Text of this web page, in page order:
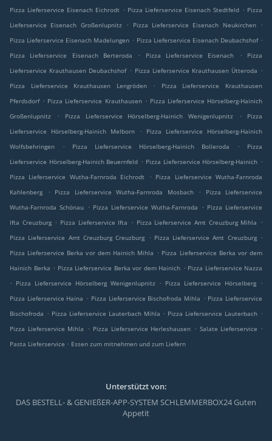
Pizza Lieferservice Eisenach Eichrodt . Pizza Lieferservice Eisenach Stedtfeld . Pizza
Lieferservice Eisenach Großenlupnitz
. Pizza Lieferservice Eisenach Neukirchen
.
Pizza Lieferservice Eisenach Madelungen . Pizza Lieferservice Eisenach Deubachshof .
Pizza Lieferservice Eisenach Berteroda
. Pizza Lieferservice Eisenach .
Pizza
Lieferservice Krauthausen Deubachshof . Pizza Lieferservice Krauthausen Ütteroda .
Pizza Lieferservice Krauthausen Lengröden
.
Pizza Lieferservice Krauthausen
Pferdsdorf . Pizza Lieferservice Krauthausen . Pizza Lieferservice Hörselberg-Hainich
Großenlupnitz
. Pizza Lieferservice Hörselberg-Hainich Wenigenlupnitz .
Pizza
Lieferservice Hörselberg-Hainich Melborn
.
Pizza Lieferservice Hörselberg-Hainich
Wolfsbehringen
. Pizza Lieferservice Hörselberg-Hainich Bolleroda .
Pizza
Lieferservice Hörselberg-Hainich Beuernfeld . Pizza Lieferservice Hörselberg-Hainich .
Pizza Lieferservice Wutha-Farnroda Eichrodt
. Pizza Lieferservice Wutha-Farnroda
Kahlenberg
. Pizza Lieferservice Wutha-Farnroda Mosbach .
Pizza Lieferservice
Wutha-Farnroda Schönau . Pizza Lieferservice Wutha-Farnroda . Pizza Lieferservice
Ifta Creuzburg . Pizza Lieferservice Ifta . Pizza Lieferservice Amt Creuzburg Mihla
.
Pizza Lieferservice Amt Creuzburg Creuzburg
. Pizza Lieferservice Amt Creuzburg .
Pizza Lieferservice Berka vor dem Hainich Mihla . Pizza Lieferservice Berka vor dem
Hainich Berka . Pizza Lieferservice Berka vor dem Hainich . Pizza Lieferservice Nazza
. Pizza Lieferservice Hörselberg Wenigenlupnitz . Pizza Lieferservice Hörselberg
.
Pizza Lieferservice Haina . Pizza Lieferservice Bischofroda Mihla . Pizza Lieferservice
Bischofroda . Pizza Lieferservice Lauterbach Mihla . Pizza Lieferservice Lauterbach .
Pizza Lieferservice Mihla
. Pizza Lieferservice Herleshausen . Salate Lieferservice .
Pasta Lieferservice . Essen zum mitnehmen und zum Liefern
Unterstützt von:
DAS BESTELL- & GENIEßER-APP-SYSTEM SCHLEMMERBOX24 Guten
Appetit